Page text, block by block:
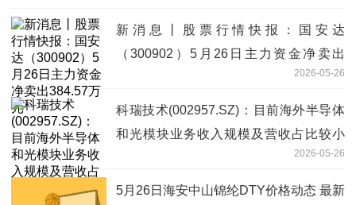
新消息丨股票行情快报：国安达
（300902）5月26日主力资金净卖出
2026-05-26
科瑞技术(002957.SZ)：目前海外半导体
和光模块业务收入规模及营收占比较小
2026-05-26
5月26日海安中山锦纶DTY价格动态 最新